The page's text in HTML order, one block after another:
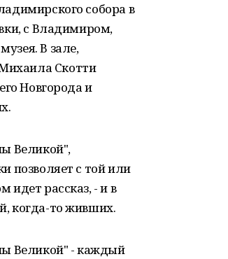
собора в
с Владимиром,
В зале,
Скотти
Новгорода и
Великой",
позволяет с той или
идет рассказ, - и в
когда-то живших.
Великой" - каждый